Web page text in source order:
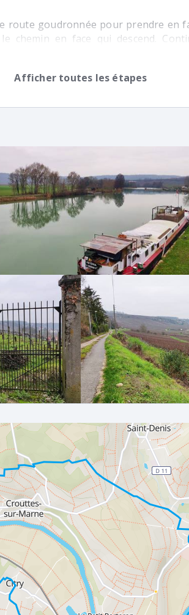
Afficher toutes les étapes
route goudronnée pour prendre en
chemin en face qui descend.